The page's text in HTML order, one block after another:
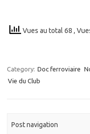
Vues au total 68 ,
Category: Doc ferroviaire
Vie du Club
Post navigation